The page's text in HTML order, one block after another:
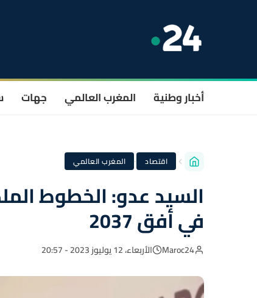
أخبار وطنية المغرب العالمي جهات
اقتصاد · المغرب العالمي
السيد عدو: الخطوط
في أفق 2037
Maroc24 الأربعاء، 12 يوليوز 2023 - 20:57